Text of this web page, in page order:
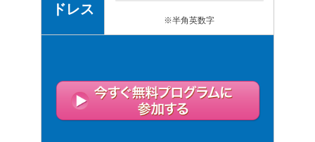
ドレス
※半角英数字